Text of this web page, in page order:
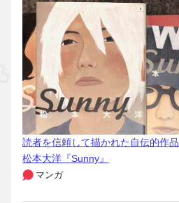
読者を信頼して描かれた自伝的作品
松本大洋『Sunny』
マンガ